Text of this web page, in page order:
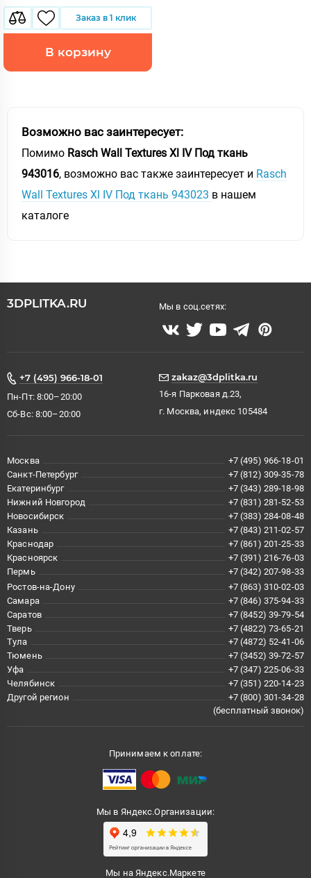
Заказ в 1 клик
В корзину
Возможно вас заинтересует:
Помимо Rasch Wall Textures Xl IV Под ткань
943016, возможно вас также заинтересует и Rasch
Wall Textures Xl IV Под ткань 943023 в нашем
каталоге
3DPLITKA.RU Мы в соц.сетях:
+7 (495) 966-18-01
Пн-Пт: 8:00–20:00
Сб-Вс: 8:00–20:00
zakaz@3dplitka.ru
16-я Парковая д.23,
г. Москва, индекс 105484
Москва
+7 (495) 966-18-01
Санкт-Петербург
+7 (812) 309-35-78
Екатеринбург
+7 (343) 289-18-98
Нижний Новгород
+7 (831) 281-52-53
Новосибирск
+7 (383) 284-08-48
Казань
+7 (843) 211-02-57
Краснодар
+7 (861) 201-25-33
Красноярск
+7 (391) 216-76-03
Пермь
+7 (342) 207-98-33
Ростов-на-Дону
+7 (863) 310-02-03
Самара
+7 (846) 375-94-33
Саратов
+7 (8452) 39-79-54
Тверь
+7 (4822) 73-65-21
Тула
+7 (4872) 52-41-06
Тюмень
+7 (3452) 39-72-57
Уфа
+7 (347) 225-06-33
Челябинск
+7 (351) 220-14-23
Другой регион
+7 (800) 301-34-28
(бесплатный звонок)
Принимаем к оплате:
Мы в Яндекс.Организации:
Мы на Яндекс.Маркете